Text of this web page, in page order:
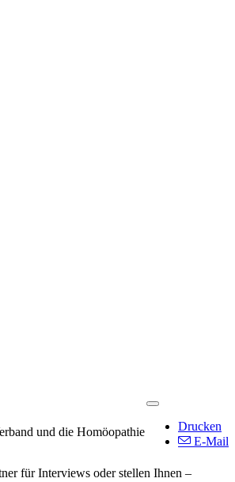
Drucken
E-Mail
und die Homöopathie
für Interviews oder stellen Ihnen –